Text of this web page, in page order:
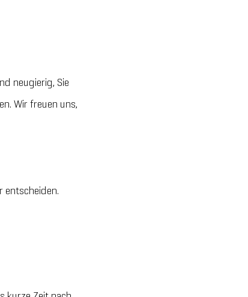
neugierig, Sie
Wir freuen uns,
entscheiden.